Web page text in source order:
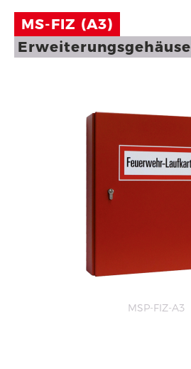
MS-FIZ (A3)
Erweiterungsgehäuse
MSP-FIZ-A3